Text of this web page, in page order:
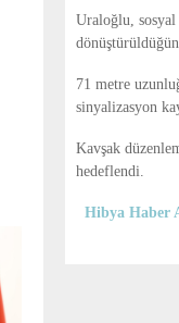
Uraloğlu, sosyal
71 metre
sinyalizasyon
Kavşak
hedeflendi.
Hibya Haber